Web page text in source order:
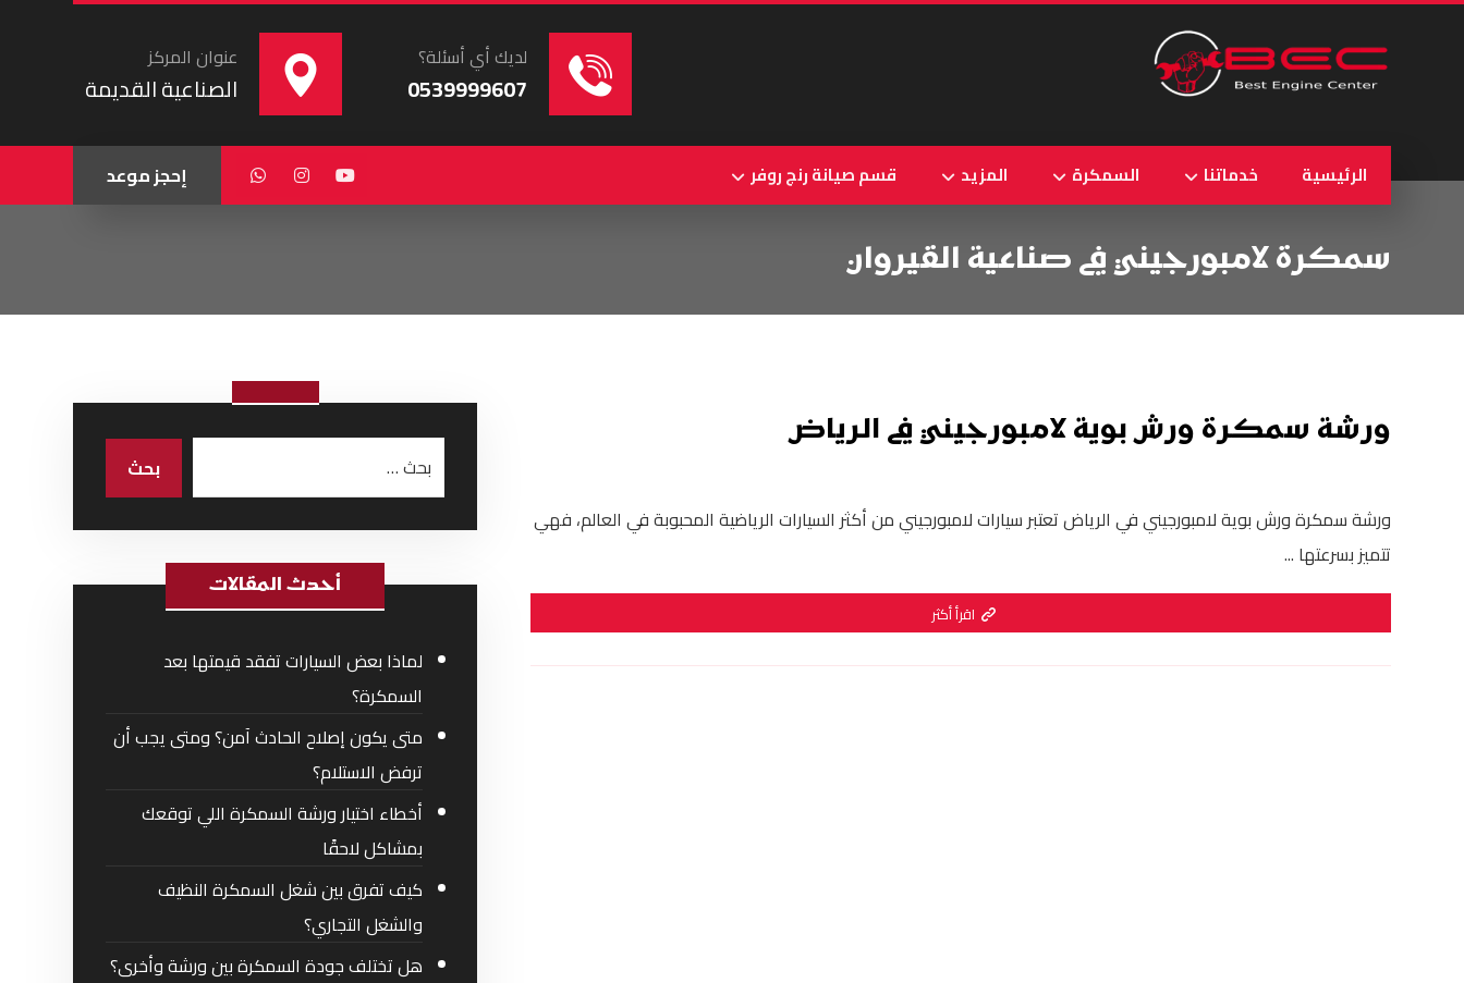
عنوان المركز
الصناعية القديمة
لديك أي أسئلة؟
0539999607
الرئيسية خدماتنا السمكرة المزيد قسم صيانة رنج روفر إحجز موعد
سمكرة لامبورجيني في صناعية القيروان
ورشة سمكرة ورش بوية لامبورجيني في الرياض
ورشة سمكرة ورش بوية لامبورجيني في الرياض تعتبر سيارات لامبورجيني من أكثر السيارات الرياضية المحبوبة في العالم، فهي
تتميز بسرعتها ...
اقرأ أكثر
أحدث المقالات
لماذا بعض السيارات تفقد قيمتها بعد
السمكرة؟
متى يكون إصلاح الحادث آمن؟ ومتى يجب أن
ترفض الاستلام؟
أخطاء اختيار ورشة السمكرة اللي توقعك
بمشاكل لاحقًا
كيف تفرق بين شغل السمكرة النظيف
والشغل التجاري؟
هل تختلف جودة السمكرة بين ورشة وأخرى؟